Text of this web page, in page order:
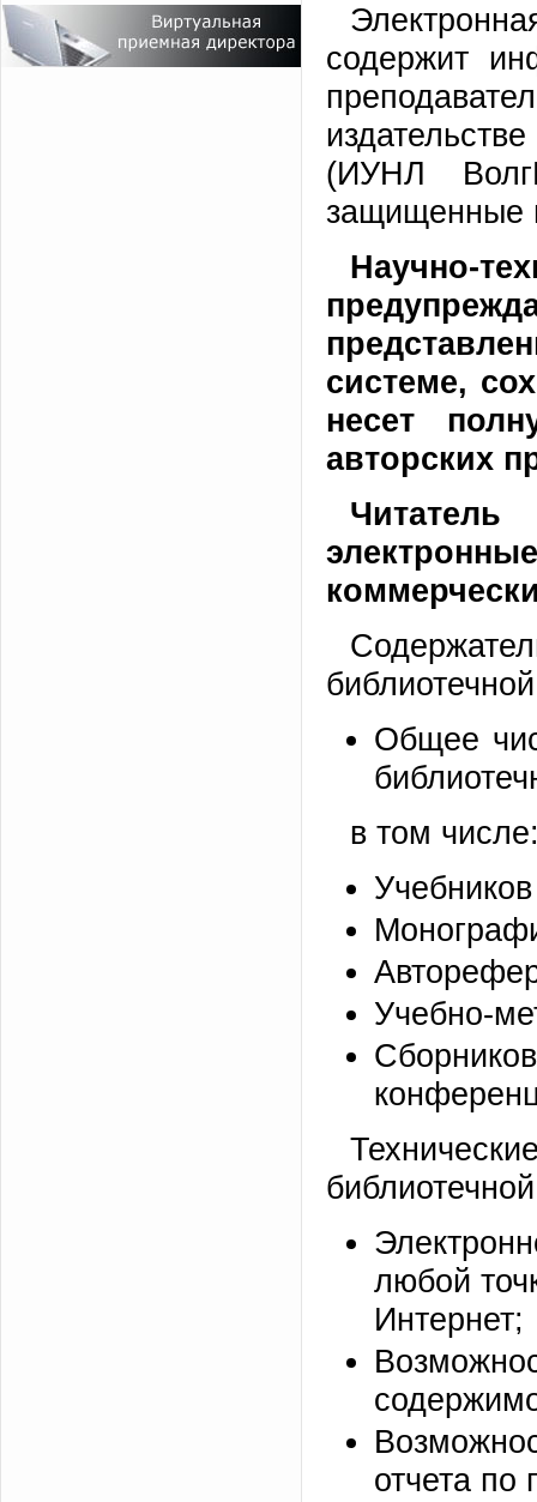
содержит
(ИУНЛ
защищенные
Научно-
системе,
несет
авторских
Общее
в том
Учебно-
любой
Интернет;
отчета по